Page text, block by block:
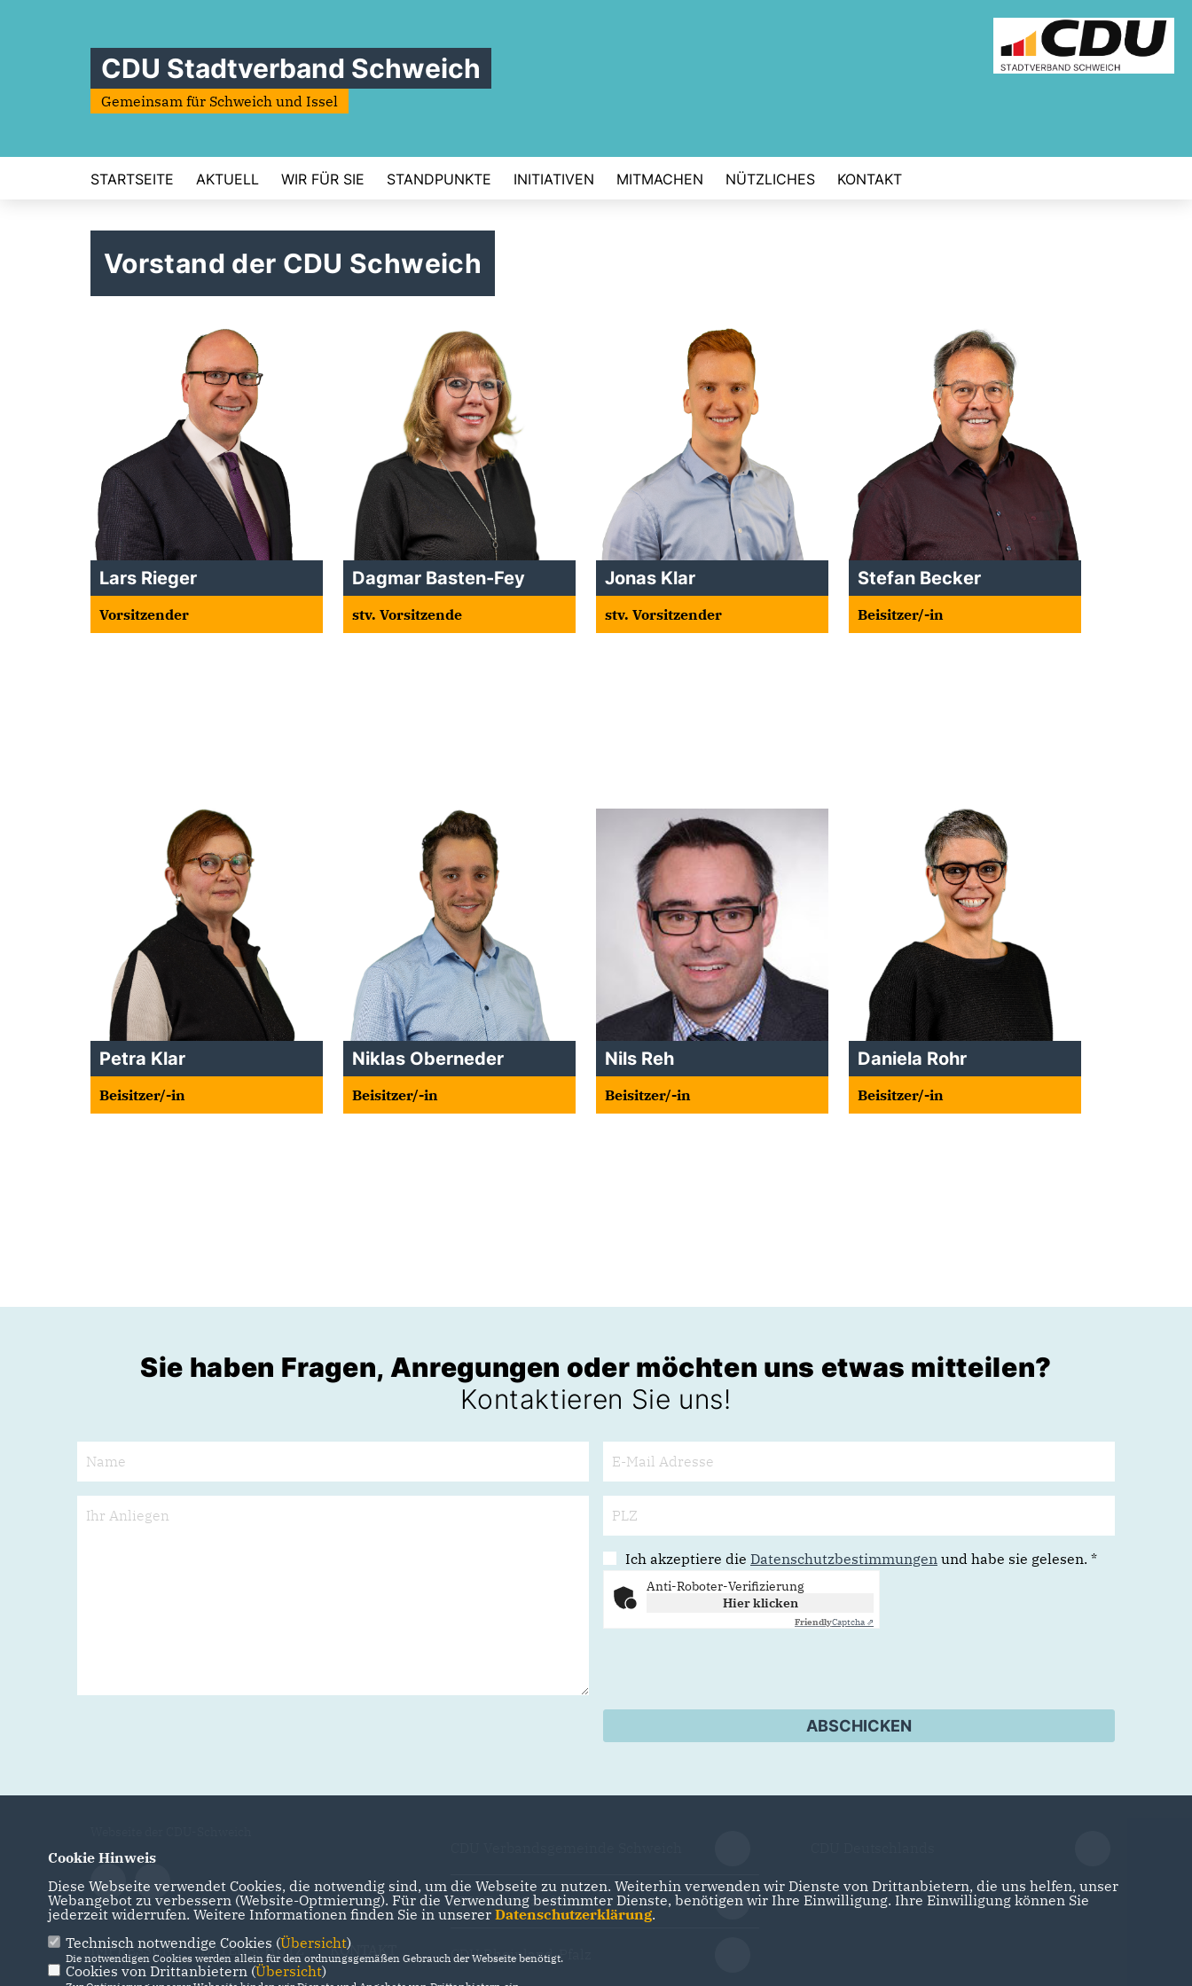
CDU Stadtverband Schweich
Gemeinsam für Schweich und Issel
STARTSEITE AKTUELL WIR FÜR SIE STANDPUNKTE INITIATIVEN MITMACHEN NÜTZLICHES KONTAKT
Vorstand der CDU Schweich
Lars Rieger
Vorsitzender
Dagmar Basten-Fey
stv. Vorsitzende
Jonas Klar
stv. Vorsitzender
Stefan Becker
Beisitzer/-in
Petra Klar
Beisitzer/-in
Niklas Oberneder
Beisitzer/-in
Nils Reh
Beisitzer/-in
Daniela Rohr
Beisitzer/-in
Sie haben Fragen, Anregungen oder möchten uns etwas mitteilen?
Kontaktieren Sie uns!
Ich akzeptiere die Datenschutzbestimmungen und habe sie gelesen. *
Anti-Roboter-Verifizierung
Hier klicken
FriendlyCaptcha ⇗
ABSCHICKEN
IMPRESSUM DATENSCHUTZ KONTAKT
CDU Trier-Saarburg
CDU Rheinland-Pfalz
Cookie Hinweis
Diese Webseite verwendet Cookies, die notwendig sind, um die Webseite zu nutzen. Weiterhin verwenden wir Dienste von Drittanbietern, die uns helfen, unser
Webangebot zu verbessern (Website-Optmierung). Für die Verwendung bestimmter Dienste, benötigen wir Ihre Einwilligung. Ihre Einwilligung können Sie
jederzeit widerrufen. Weitere Informationen finden Sie in unserer Datenschutzerklärung.
Technisch notwendige Cookies (Übersicht)
Die notwendigen Cookies werden allein für den ordnungsgemäßen Gebrauch der Webseite benötigt.
Cookies von Drittanbietern (Übersicht)